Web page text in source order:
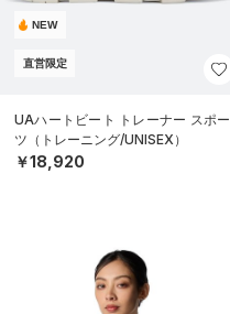
NEW
直営限定
UAハートビート トレーナー スポー
ツ（トレーニング/UNISEX）
￥18,920